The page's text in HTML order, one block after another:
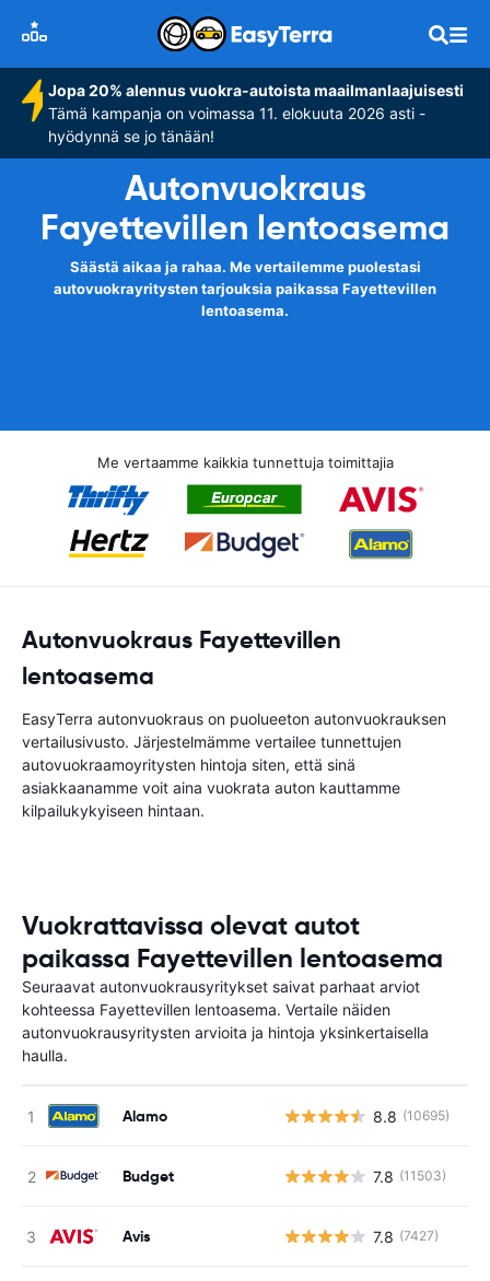
Jopa 20% alennus vuokra-autoista maailmanlaajuisesti
Tämä kampanja on voimassa 11. elokuuta 2026 asti -
hyödynnä se jo tänään!
Autonvuokraus
Fayettevillen lentoasema
Säästä aikaa ja rahaa. Me vertailemme puolestasi
autovuokrayritysten tarjouksia paikassa Fayettevillen
lentoasema.
Me vertaamme kaikkia tunnettuja toimittajia
Autonvuokraus Fayettevillen
lentoasema
EasyTerra autonvuokraus on puolueeton autonvuokrauksen
vertailusivusto. Järjestelmämme vertailee tunnettujen
autovuokraamoyritysten hintoja siten, että sinä
asiakkaanamme voit aina vuokrata auton kauttamme
kilpailukykyiseen hintaan.
Vuokrattavissa olevat autot
paikassa Fayettevillen lentoasema
Seuraavat autonvuokrausyritykset saivat parhaat arviot
kohteessa Fayettevillen lentoasema. Vertaile näiden
autonvuokrausyritysten arvioita ja hintoja yksinkertaisella
haulla.
Alamo 8.8 (10695)
Budget 7.8 (11503)
Avis 7.8 (7427)